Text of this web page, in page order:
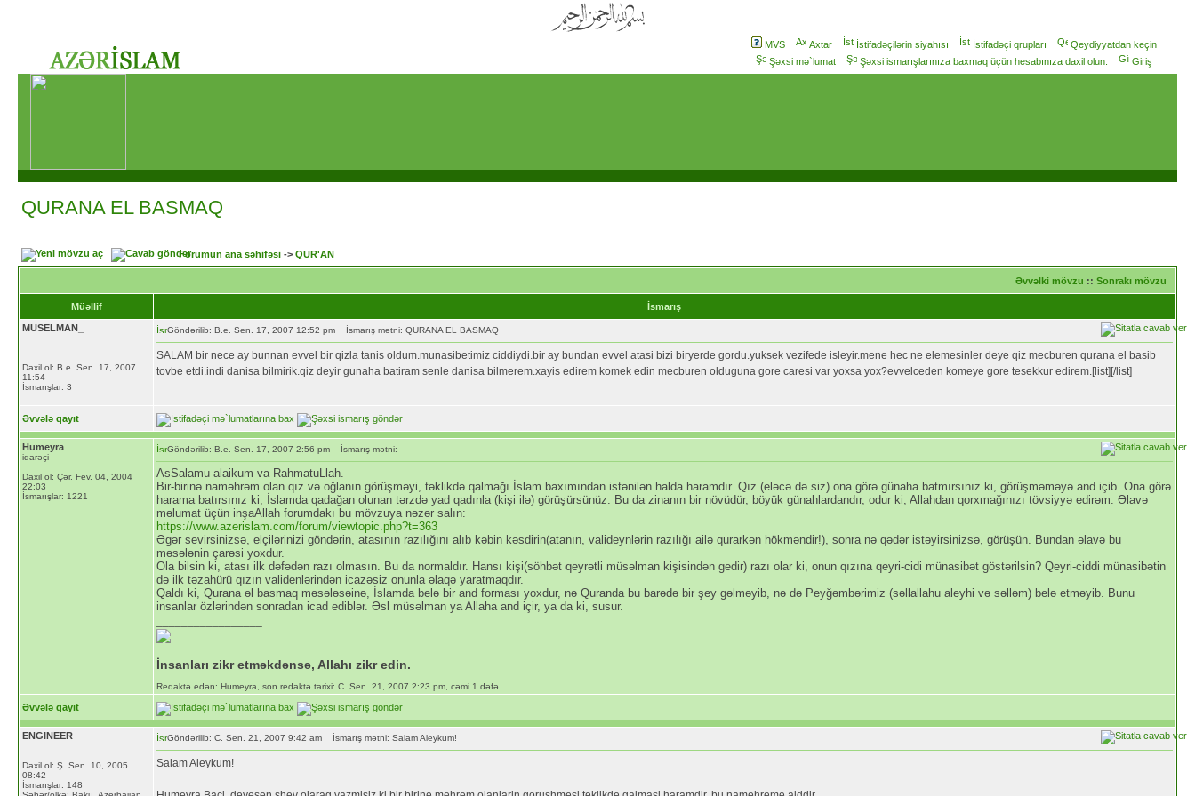
MVS Axtar İstifadəçilərin siyahısı İstifadəçi qrupları
Qeydiyyatdan keçin
Şəxsi mə`lumat
Şəxsi ismarışlarınıza baxmaq üçün hesabınıza daxil olun. Giriş
QURANA EL BASMAQ
Forumun ana səhifəsi -> QUR'AN
Əvvəlki mövzu :: Sonrakı mövzu
Müəllif
İsmarış
MUSELMAN_
Daxil ol: B.e. Sen. 17, 2007
11:54
İsmarışlar: 3
Göndərilib: B.e. Sen. 17, 2007 12:52 pm İsmarış mətni: QURANA EL BASMAQ
SALAM bir nece ay bunnan evvel bir qizla tanis oldum.munasibetimiz ciddiydi.bir ay bundan evvel atasi bizi biryerde gordu.yuksek vezifede isleyir.mene hec ne elemesinler deye qiz mecburen qurana el basib
tovbe etdi.indi danisa bilmirik.qiz deyir gunaha batiram senle danisa bilmerem.xayis edirem komek edin mecburen olduguna gore caresi var yoxsa yox?evvelceden komeye gore tesekkur edirem.[list][/list]
Əvvələ qayıt
Humeyra
idarəçi
Daxil ol: Çər. Fev. 04, 2004
22:03
İsmarışlar: 1221
Göndərilib: B.e. Sen. 17, 2007 2:56 pm İsmarış mətni:
AsSalamu alaikum va RahmatuLlah.
Bir-birinə naməhrəm olan qız və oğlanın görüşməyi, təklikdə qalmağı İslam baxımından istənilən halda haramdır. Qız (eləcə də siz) ona görə günaha batmırsınız ki, görüşməməyə and içib. Ona görə
harama batırsınız ki, İslamda qadağan olunan tərzdə yad qadınla (kişi ilə) görüşürsünüz. Bu da zinanın bir növüdür, böyük günahlardandır, odur ki, Allahdan qorxmağınızı tövsiyyə edirəm. Əlavə
məlumat üçün inşaAllah forumdakı bu mövzuya nəzər salın:
https://www.azerislam.com/forum/viewtopic.php?t=363
Əgər sevirsinizsə, elçilərinizi göndərin, atasının razılığını alıb kəbin kəsdirin(atanın, valideynlərin razılığı ailə qurarkən hökməndir!), sonra nə qədər istəyirsinizsə, görüşün. Bundan əlavə bu
məsələnin çarəsi yoxdur.
Ola bilsin ki, atası ilk dəfədən razı olmasın. Bu da normaldır. Hansı kişi(söhbət qeyrətli müsəlman kişisindən gedir) razı olar ki, onun qızına qeyri-cidi münasibət göstərilsin? Qeyri-ciddi münasibətin
də ilk təzahürü qızın validenlərindən icazəsiz onunla əlaqə yaratmaqdır.
Qaldı ki, Qurana əl basmaq məsələsəinə, İslamda belə bir and forması yoxdur, nə Quranda bu barədə bir şey gəlməyib, nə də Peyğəmbərimiz (səllallahu aleyhi və səlləm) belə etməyib. Bunu
insanlar özlərindən sonradan icad ediblər. Əsl müsəlman ya Allaha and içir, ya da ki, susur.
İnsanları zikr etməkdənsə, Allahı zikr edin.
Redaktə edən: Humeyra, son redaktə tarixi: C. Sen. 21, 2007 2:23 pm, cəmi 1 dəfə
Əvvələ qayıt
ENGINEER
Daxil ol: Ş. Sen. 10, 2005
08:42
İsmarışlar: 148
Göndərilib: C. Sen. 21, 2007 9:42 am İsmarış mətni: Salam Aleykum!
Salam Aleykum!